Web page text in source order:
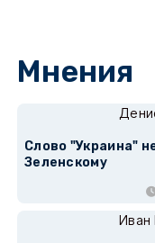
Мнения
Слово "Украина"
Зеленскому
Иван